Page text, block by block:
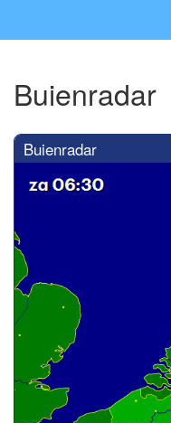
Buienradar
Buienradar